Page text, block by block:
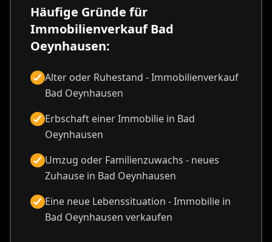
Häufige Gründe für
Immobilienverkauf Bad
Oeynhausen:
Alter oder Ruhestand - Immobilienverkauf
Bad Oeynhausen
Erbschaft einer Immobilie in Bad
Oeynhausen
Umzug oder Familienzuwachs - neues
Zuhause in Bad Oeynhausen
Eine neue Lebenssituation - Immobilie in
Bad Oeynhausen verkaufen